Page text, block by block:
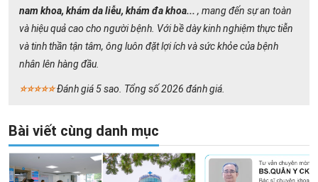
nam khoa, khám da liễu, khám đa khoa... , mang đến sự an toàn
và hiệu quả cao cho người bệnh. Với bề dày kinh nghiệm thực tiễn
và tinh thần tận tâm, ông luôn đặt lợi ích và sức khỏe của bệnh
nhân lên hàng đầu.
⭐⭐⭐⭐⭐Đánh giá 5 sao. Tổng số 2026 đánh giá.
Bài viết cùng danh mục